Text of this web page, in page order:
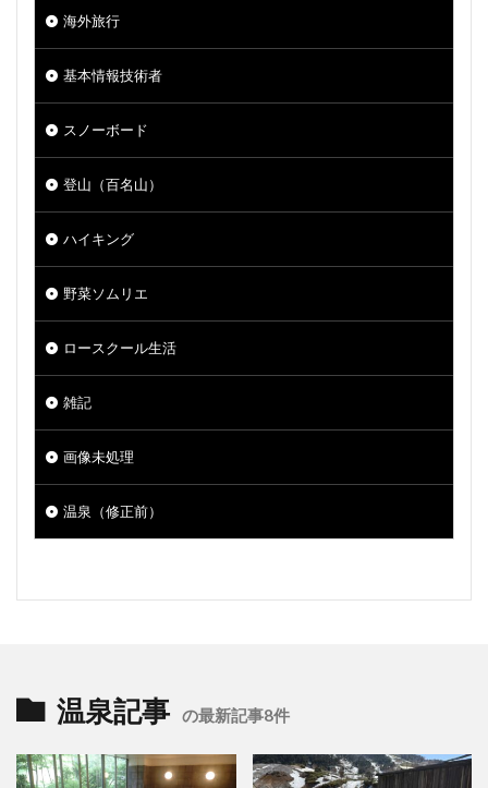
海外旅行
基本情報技術者
スノーボード
登山（百名山）
ハイキング
野菜ソムリエ
ロースクール生活
雑記
画像未処理
温泉（修正前）
温泉記事 の最新記事8件